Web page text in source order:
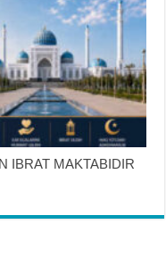
IBRAT MAKTABIDIR